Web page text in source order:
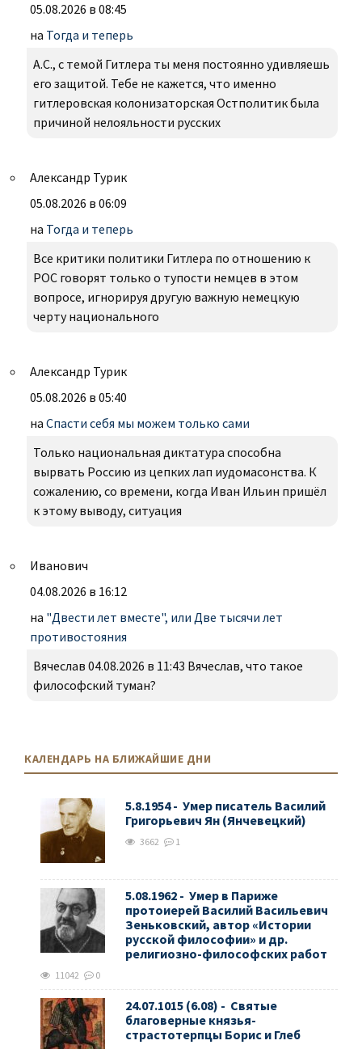
05.08.2026 в 08:45
на Тогда и теперь
А.С., с темой Гитлера ты меня постоянно удивляешь
его защитой. Тебе не кажется, что именно
гитлеровская колонизаторская Остполитик была
причиной нелояльности русских
Александр Турик
05.08.2026 в 06:09
на Тогда и теперь
Все критики политики Гитлера по отношению к
РОС говорят только о тупости немцев в этом
вопросе, игнорируя другую важную немецкую
черту национального
Александр Турик
05.08.2026 в 05:40
на Спасти себя мы можем только сами
Только национальная диктатура способна
вырвать Россию из цепких лап иудомасонства. К
сожалению, со времени, когда Иван Ильин пришёл
к этому выводу, ситуация
Иванович
04.08.2026 в 16:12
на "Двести лет вместе", или Две тысячи лет
противостояния
Вячеслав 04.08.2026 в 11:43 Вячеслав, что такое
философский туман?
КАЛЕНДАРЬ НА БЛИЖАЙШИЕ ДНИ
5.8.1954 - Умер писатель Василий
Григорьевич Ян (Янчевецкий)
3662 1
5.08.1962 - Умер в Париже
протоиерей Василий Васильевич
Зеньковский, автор «Истории
русской философии» и др.
религиозно-философских работ
11042 0
24.07.1015 (6.08) - Святые
благоверные князья-
страстотерпцы Борис и Глеб